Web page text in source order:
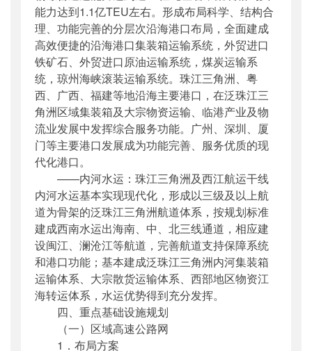
能力达到1.1亿TEU左右。形成布局科学、结构合
理、功能完善的分层次沿海港口布局，全面建成
高效便捷的沿海港口集装箱运输系统，外贸进口
铁矿石、外贸进口原油运输系统，煤炭运输系
统，琼州海峡滚装运输系统。珠江三角洲、粤
西、广西、福建等地沿海主要港口，在泛珠江三
角洲区域集装箱及大宗物资运输、临港产业及物
流业发展中发挥综合服务功能。广州、深圳、厦
门等主要港口发展成为功能完善、服务优质的现
代化港口。
——内河水运：珠江三角洲及西江航运干线
内河水运基本实现现代化，形成以三级及以上航
道为骨架的泛珠江三角洲航道体系，按规划标准
建成西南水运出海南、中、北三线通道，相应建
设闽江、澜沧江等航道，完善航道支持保障系统
和港口功能；基本建成泛珠江三角洲内河集装箱
运输体系、大宗散货运输体系、西部地区物资江
海转运体系，水运优势得到充分发挥。
四、重点基础设施规划
（一）区域高速公路网
1．布局方案